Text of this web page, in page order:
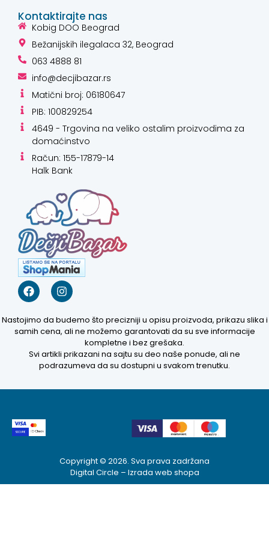
Kontaktirajte nas
Kobig DOO Beograd
Bežanijskih ilegalaca 32, Beograd
063 4888 81
info@decjibazar.rs
Matični broj: 06180647
PIB: 100829254
4649 - Trgovina na veliko ostalim proizvodima za
domaćinstvo
Račun: 155-17879-14
Halk Bank
Nastojimo da budemo što precizniji u opisu proizvoda, prikazu slika i
samih cena, ali ne možemo garantovati da su sve informacije
kompletne i bez grešaka.
Svi artikli prikazani na sajtu su deo naše ponude, ali ne
podrazumeva da su dostupni u svakom trenutku.
Copyright © 2026. Sva prava zadržana
Digital Circle – Izrada web shopa
pomognem?
Niwa Ai
Asistent. Pitajte
me šta god o